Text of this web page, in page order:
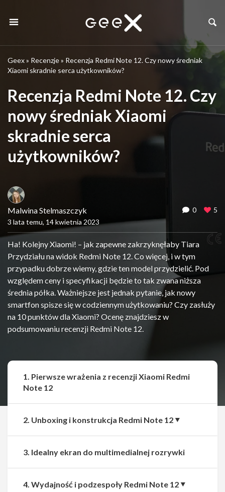
Geex» Recenzje» Recenzja Redmi Note 12. Czy nowy średniak
Xiaomi skradnie serca użytkowników?
Recenzja Redmi Note 12. Czy
nowy średniak Xiaomi
skradnie serca
użytkowników?
Malwina Stelmaszczyk
3 lata temu, 14 kwietnia 2023
0 5
Ha! Kolejny Xiaomi! – jak zapewne zakrzyknęłaby Tiara
Przydziału na widok Redmi Note 12. Co więcej, i w tym
przypadku dobrze wiemy, gdzie ten model przydzielić. Pod
względem ceny i specyfikacji będzie to tak zwana niższa
średnia półka. Ważniejsze jest jednak pytanie, jak nowy
smartfon spisze się w codziennym użytkowaniu? Czy zasłuży
na 10 punktów dla Xiaomi? Ocenę znajdziesz w
podsumowaniu recenzji Redmi Note 12.
1. Pierwsze wrażenia z recenzji Xiaomi Redmi
Note 12
2. Unboxing i konstrukcja Redmi Note 12
3. Idealny ekran do multimedialnej rozrywki
4. Wydajność i podzespoły Redmi Note 12